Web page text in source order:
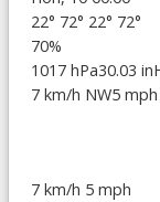
22° 72° 22° 72°
70%
1017 hPa30.03
7 km/h NW5
7 km/h 5 mph